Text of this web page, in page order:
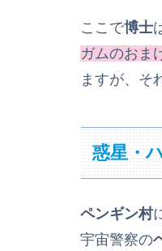
ここで博士
ガムのおま
ますが、そ
惑星・
ペンギン村
宇宙警察の